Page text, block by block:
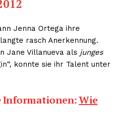
Jenna Ortega ihre
rasch Anerkennung.
Jane Villanueva als junges
konnte sie ihr Talent unter
Informationen:Wie